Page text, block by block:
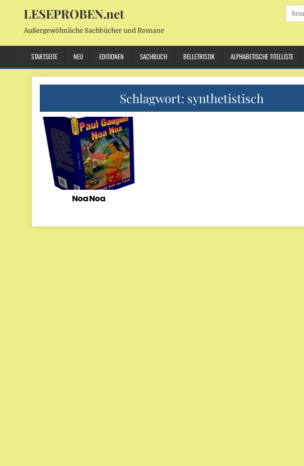
LESEPROBEN.net
Außergewöhnliche Sachbücher und Romane
Search
for:
STARTSEITE NEU EDITIONEN SACHBUCH BELLETRISTIK ALPHABETISCHE TITELLISTE
Schlagwort: synthetistisch
Noa Noa